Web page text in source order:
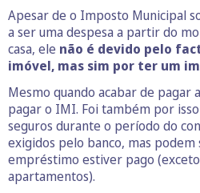
Apesar de o Imposto Municipal
a ser uma despesa a partir do
casa, ele não é devido pelo
imóvel, mas sim por ter um
Mesmo quando acabar de pagar
pagar o IMI. Foi também por
seguros durante o período do
exigidos pelo banco, mas podem
empréstimo estiver pago
apartamentos).